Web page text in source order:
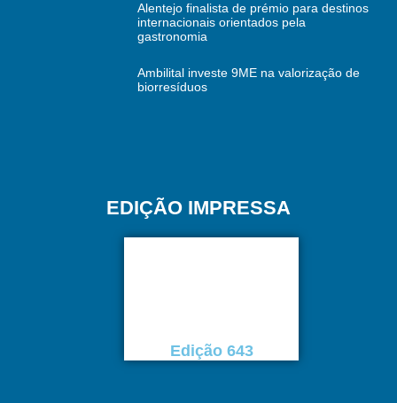
Alentejo finalista de prémio para destinos
internacionais orientados pela
gastronomia
Ambilital investe 9ME na valorização de
biorresíduos
EDIÇÃO IMPRESSA
Edição 643